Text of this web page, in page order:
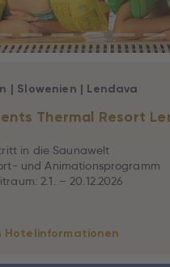
Thermal Resort
| Slowenien | Lendava
in die Saunawelt
und Animationsprogramm
2.1. – 20.12.2026
Hotelinformationen